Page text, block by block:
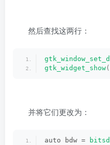
然后查找这两行：
gtk_widget_show(
并将它们更改为：
auto bdw =